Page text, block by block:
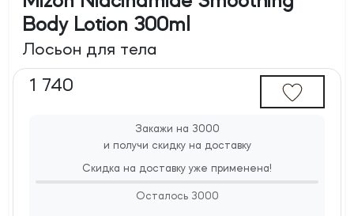
Body Lotion 300ml
Лосьон для тела
1 740
Закажи на 3000
и получи скидку на доставку
Скидка на доставку уже применена!
Осталось 3000